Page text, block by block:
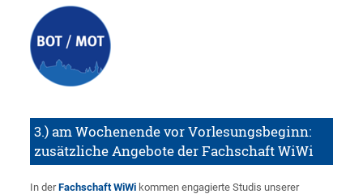
3.) am Wochenende vor Vorlesungsbeginn:
zusätzliche Angebote der Fachschaft WiWi
In derFachschaft WiWi kommen engagierte Studis unserer